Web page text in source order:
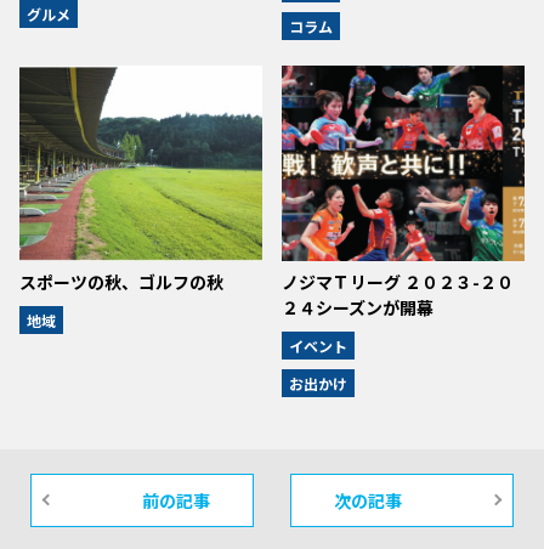
グルメ
コラム
スポーツの秋、ゴルフの秋
地域
ノジマＴリーグ ２０２３-２０
２４シーズンが開幕
イベント
お出かけ
前の記事 次の記事